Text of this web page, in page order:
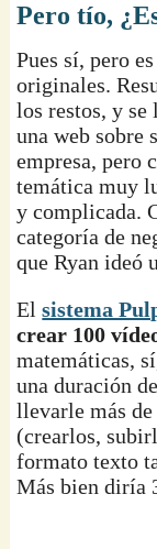
Pero tío,
Pues sí, pero
originales.
los restos, y se
una web sobre
empresa, pero
temática muy
y complicada.
categoría de
que Ryan ideó
Elsistema
crear 100
matemáticas,
una duración
llevarle más
(crearlos,
formato texto
Más bien diría